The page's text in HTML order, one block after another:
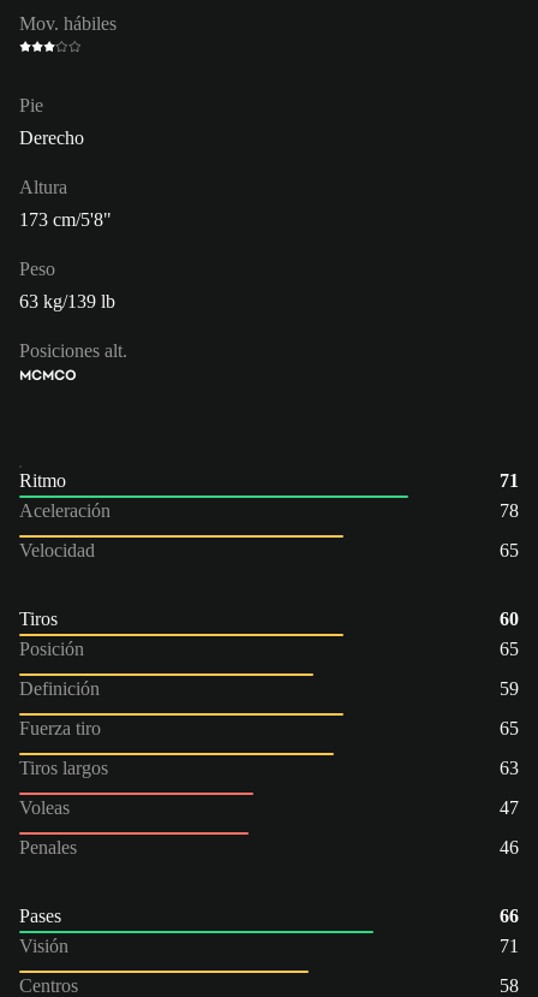
Mov. hábiles
Pie
Derecho
Altura
173 cm/5'8"
Peso
63 kg/139 lb
Posiciones alt.
MCMCO
Ritmo
71
Aceleración
78
Velocidad
65
Tiros
60
Posición
65
Definición
59
Fuerza tiro
65
Tiros largos
63
Voleas
47
Penales
46
Pases
66
Visión
71
Centros
58